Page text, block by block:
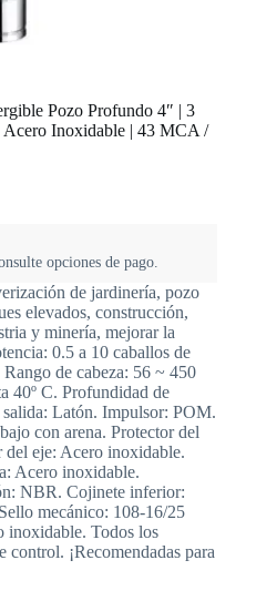
Pozo Profundo 4″ | 3
Acero Inoxidable | 43 MCA /
opciones de pago.
de jardinería, pozo
elevados, construcción,
y minería, mejorar la
0.5 a 10 caballos de
de cabeza: 56 ~ 450
40º C. Profundidad de
salida: Latón. Impulsor: POM.
con arena. Protector del
eje: Acero inoxidable.
Acero inoxidable.
NBR. Cojinete inferior:
mecánico: 108-16/25
inoxidable. Todos los
¡Recomendadas para